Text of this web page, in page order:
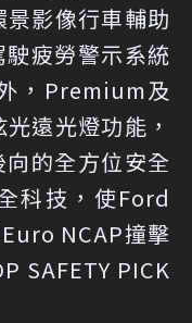
影像行車輔助
疲勞警示系統
，Premium及
遠光燈功能，
的全方位安全
科技，使Ford
NCAP撞擊
SAFETY PICK